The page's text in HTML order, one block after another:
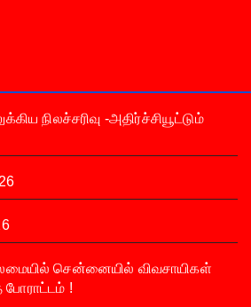
நிலச்சரிவு -அதிர்ச்சியூட்டும்
சென்னையில் விவசாயிகள்
!